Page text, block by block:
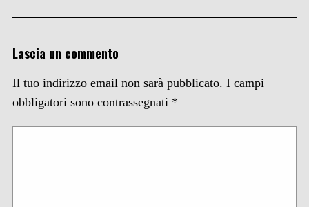
Lascia un commento
Il tuo indirizzo email non sarà pubblicato. I campi
obbligatori sono contrassegnati *